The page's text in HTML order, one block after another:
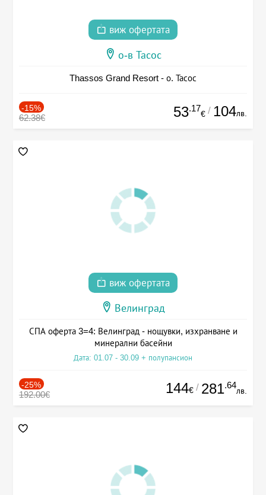
виж офертата
о-в Тасос
Thassos Grand Resort - о. Тасос
-15%
62.38€ 53.17
€ / 104лв.
виж офертата
Велинград
СПА оферта 3=4: Велинград - нощувки, изхранване и
минерални басейни
Дата: 01.07 - 30.09 + полупансион
-25%
192.00€ 144€ / 281.64
лв.